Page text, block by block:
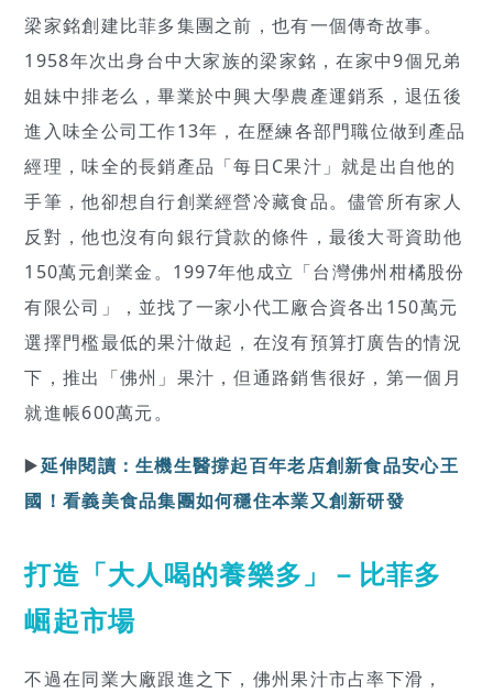
梁家銘創建比菲多集團之前，也有一個傳奇故事。
1958年次出身台中大家族的梁家銘，在家中9個兄弟
姐妹中排老么，畢業於中興大學農產運銷系，退伍後
進入味全公司工作13年，在歷練各部門職位做到產品
經理，味全的長銷產品「每日C果汁」就是出自他的
手筆，他卻想自行創業經營冷藏食品。儘管所有家人
反對，他也沒有向銀行貸款的條件，最後大哥資助他
150萬元創業金。1997年他成立「台灣佛州柑橘股份
有限公司」，並找了一家小代工廠合資各出150萬元
選擇門檻最低的果汁做起，在沒有預算打廣告的情況
下，推出「佛州」果汁，但通路銷售很好，第一個月
就進帳600萬元。
▶️延伸閱讀：生機生醫撐起百年老店創新食品安心王
國！看義美食品集團如何穩住本業又創新研發
打造「大人喝的養樂多」－比菲多
崛起市場
不過在同業大廠跟進之下，佛州果汁市占率下滑，